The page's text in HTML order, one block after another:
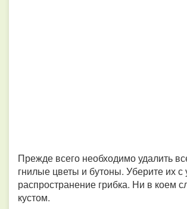
Прежде всего необходимо удалить
гнилые цветы и бутоны. Уберите их с
распространение грибка. Ни в коем
кустом.